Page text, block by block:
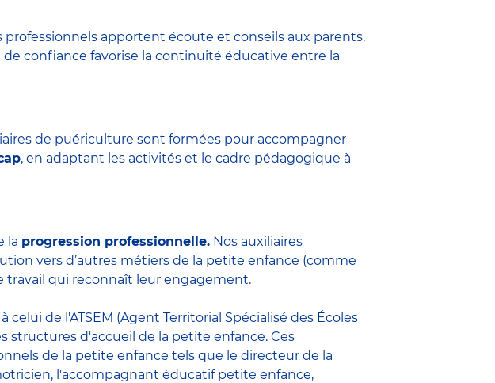
apportent écoute et conseils aux parents,
confiance favorise la continuité éducative entre la
de puériculture sont formées pour accompagner
, en adaptant les activités et le cadre pédagogique à
la progression professionnelle. Nos auxiliaires
vers d’autres métiers de la petite enfance (comme
travail qui reconnaît leur engagement.
de l'ATSEM (Agent Territorial Spécialisé des Écoles
structures d'accueil de la petite enfance. Ces
de la petite enfance tels que le directeur de la
, l'accompagnant éducatif petite enfance,